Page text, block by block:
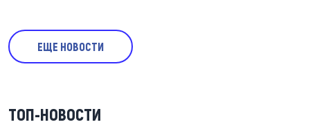
ЕЩЕ НОВОСТИ
ТОП-НОВОСТИ